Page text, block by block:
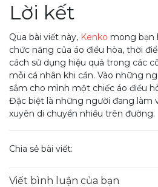
Lời kết
Qua bài viết này, Kenko mong bạn
chức năng của áo điều hòa, thời
cách sử dụng hiệu quả trong các
mỗi cá nhân khi cần. Vào những
sắm cho mình một chiếc áo điều
Đặc biệt là những người đang làm
xuyên di chuyển nhiều trên đường.
Chia sẻ bài viết:
Viết bình luận của bạn